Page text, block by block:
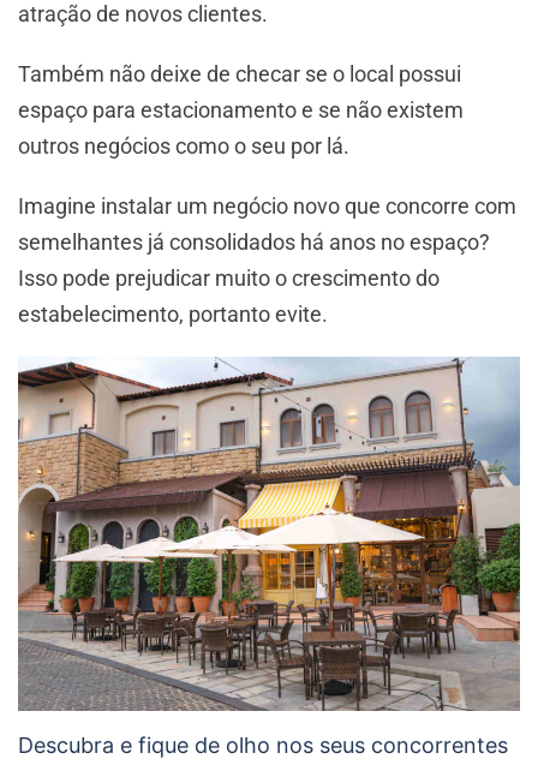
atração de novos clientes.
Também não deixe de checar se o local possui
espaço para estacionamento e se não existem
outros negócios como o seu por lá.
Imagine instalar um negócio novo que concorre com
semelhantes já consolidados há anos no espaço?
Isso pode prejudicar muito o crescimento do
estabelecimento, portanto evite.
Descubra e fique de olho nos seus concorrentes